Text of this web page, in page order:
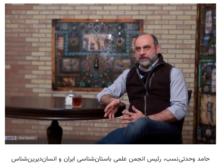
حامد وحدتی‌نسب، رئیس انجمن علمی باستان‌شناسی ایران و انسان‌دیرین‌شناس